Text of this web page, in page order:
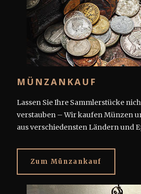
MÜNZANKAUF
Lassen Sie Ihre Sammlerstücke
verstauben – Wir kaufen Münzen
aus verschiedensten Ländern und
Zum Münzankauf